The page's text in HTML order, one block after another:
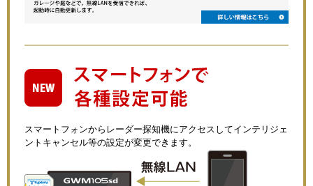
スマートフォンからレーダー探知機にアクセスしてインテリジェ
ントキャンセル等の設定が変更できます。